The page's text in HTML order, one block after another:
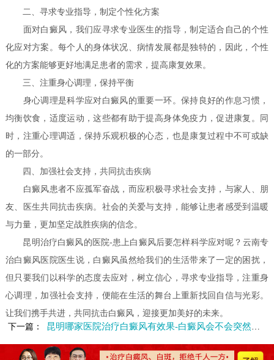
二、寻求专业指导，制定个性化方案
面对白癜风，我们应寻求专业医生的指导，制定适合自己的个性
化应对方案。每个人的身体状况、病情发展都是独特的，因此，个性
化的方案能够更好地满足患者的需求，提高康复效果。
三、注重身心调理，保持平衡
身心调理是科学应对白癜风的重要一环。保持良好的作息习惯，
均衡饮食，适度运动，这些都有助于提高身体免疫力，促进康复。同
时，注重心理调适，保持乐观积极的心态，也是康复过程中不可或缺
的一部分。
四、加强社会支持，共同抗击疾病
白癜风患者不应孤军奋战，而应积极寻求社会支持，与家人、朋
友、医生共同抗击疾病。社会的关爱与支持，能够让患者感受到温暖
与力量，更加坚定战胜疾病的信念。
昆明治疗白癜风的医院-患上白癜风后要怎样科学应对呢？云南专
治白癜风医院医生说，白癜风虽然给我们的生活带来了一定的困扰，
但只要我们以科学的态度去应对，树立信心，寻求专业指导，注重身
心调理，加强社会支持，便能在生活的舞台上重新找回自信与光彩。
让我们携手共进，共同抗击白癜风，迎接更加美好的未来。
下一篇：
昆明哪家医院治疗白癜风有效果-白癜风会不会突然间加重